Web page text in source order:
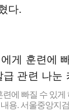
다.
에 빠질 수 있
용. 서울중앙지